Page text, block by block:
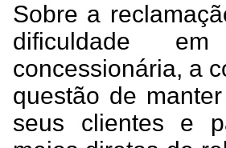
Sobre a
dificuldade
concessionária, a
questão de
seus clientes e